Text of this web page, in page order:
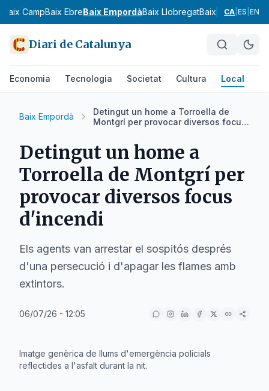
Baix CampBaix EbreBaix EmpordàBaix LlobregatBaix Penedès
CA ES EN
Diari de Catalunya
Economia Tecnologia Societat Cultura Local
Baix Empordà
Detingut un home a Torroella de
Montgrí per provocar diversos focus
Detingut un home a
Torroella de Montgrí per
provocar diversos focus
d'incendi
Els agents van arrestar el sospitós després
d'una persecució i d'apagar les flames amb
extintors.
06/07/26 - 12:05
Imatge genèrica de llums d'emergència policials
reflectides a l'asfalt durant la nit.